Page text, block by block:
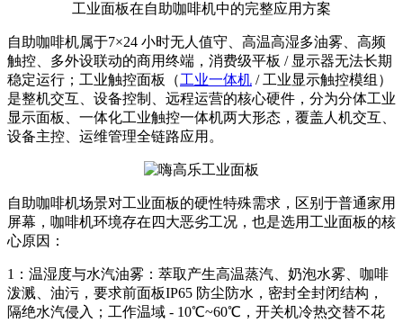
工业面板在自助咖啡机中的完整应用方案
自助咖啡机属于7×24 小时无人值守、高温高湿多油雾、高频
触控、多外设联动的商用终端，消费级平板 / 显示器无法长期
稳定运行；工业触控面板（工业一体机 / 工业显示触控模组）
是整机交互、设备控制、远程运营的核心硬件，分为分体工业
显示面板、一体化工业触控一体机两大形态，覆盖人机交互、
设备主控、运维管理全链路应用。
自助咖啡机场景对工业面板的硬性特殊需求，区别于普通家用
屏幕，咖啡机环境存在四大恶劣工况，也是选用工业面板的核
心原因：
1：温湿度与水汽油雾：萃取产生高温蒸汽、奶泡水雾、咖啡
泼溅、油污，要求前面板IP65 防尘防水，密封全封闭结构，
隔绝水汽侵入；工作温域 - 10℃~60℃，开关机冷热交替不花